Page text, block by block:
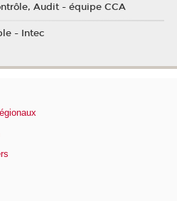
Audit - équipe CCA
- Intec